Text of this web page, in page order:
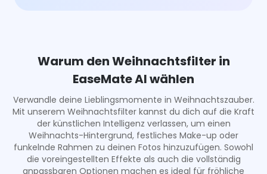
Warum den Weihnachtsfilter in
EaseMate AI wählen
Verwandle deine Lieblingsmomente in Weihnachtszauber.
Mit unserem Weihnachtsfilter kannst du dich auf die Kraft
der künstlichen Intelligenz verlassen, um einen
Weihnachts-Hintergrund, festliches Make-up oder
funkelnde Rahmen zu deinen Fotos hinzuzufügen. Sowohl
die voreingestellten Effekte als auch die vollständig
anpassbaren Optionen machen es ideal für fröhliche